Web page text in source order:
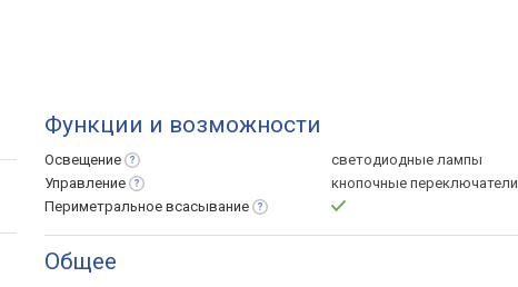
Функции и возможности
Освещение
светодиодные лампы
Управление
кнопочные переключатели
Периметральное всасывание
Общее